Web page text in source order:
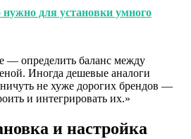
нужно для установки умного
— определить баланс между
Иногда дешевые аналоги
не хуже дорогих брендов —
и интегрировать их.»
и настройка